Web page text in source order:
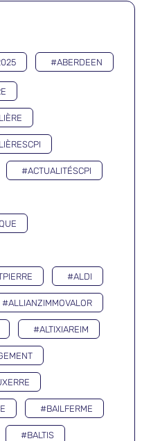
#ABERDEEN
#ACTUALITÉSCPI
#ALDI
#ALLIANZIMMOVALOR
#ALTIXIAREIM
#BAILFERME
#BALTIS